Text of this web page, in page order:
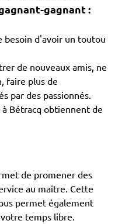
gagnant :
besoin d'avoir un toutou
de nouveaux amis, ne
faire plus de
par des passionnés.
Bétracq obtiennent de
de promener des
au maître. Cette
permet également
temps libre.